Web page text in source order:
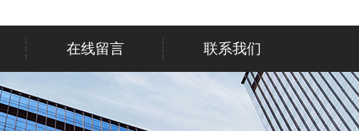
在线留言 联系我们